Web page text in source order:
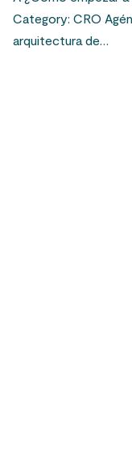
Category: CRO
arquitectura de…